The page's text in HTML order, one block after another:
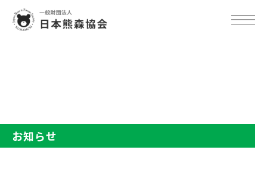
お知らせ